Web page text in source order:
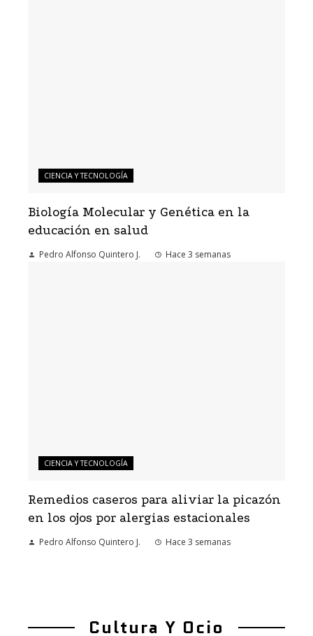
CIENCIA Y TECNOLOGÍA
Biología Molecular y Genética en la
educación en salud
Pedro Alfonso Quintero J. Hace 3 semanas
CIENCIA Y TECNOLOGÍA
Remedios caseros para aliviar la picazón
en los ojos por alergias estacionales
Pedro Alfonso Quintero J. Hace 3 semanas
Cultura Y Ocio